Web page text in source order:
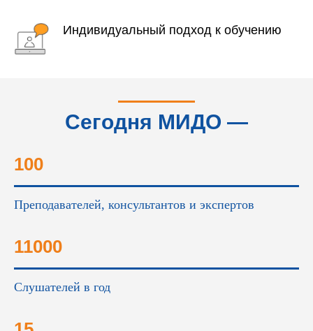
Индивидуальный подход к обучению
Сегодня МИДО —
100
Преподавателей, консультантов и экспертов
11000
Слушателей в год